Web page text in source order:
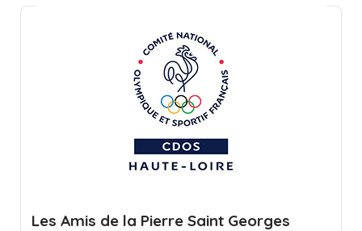
Les Amis de la Pierre Saint Georges